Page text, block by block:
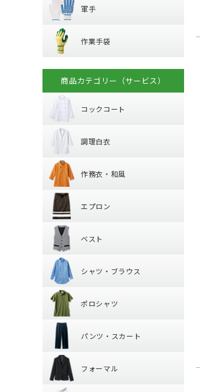
軍手
作業手袋
商品カテゴリー（サービス）
コックコート
調理白衣
作務衣・和風
エプロン
ベスト
シャツ・ブラウス
ポロシャツ
パンツ・スカート
フォーマル